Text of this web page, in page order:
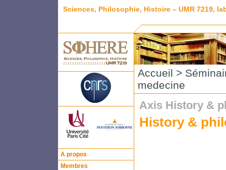
Sciences, Philosophie, Histoire – UMR 7219,
A propos
Membres
Accueil >
medecine
Axis History &
History &